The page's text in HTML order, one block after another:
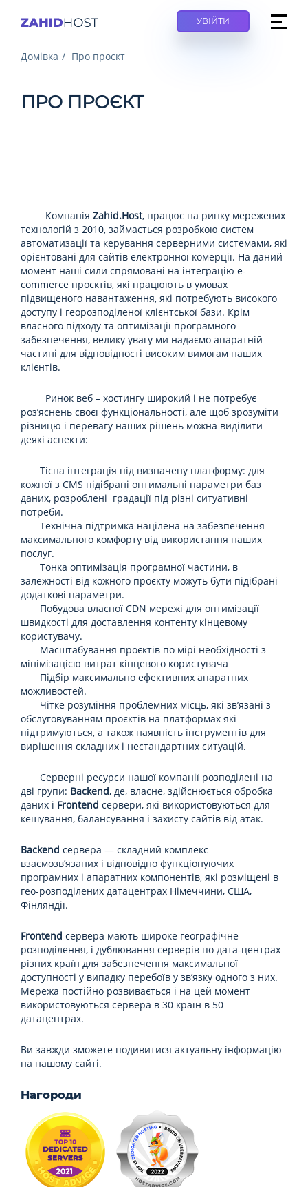
УВІЙТИ
Домівка Про проєкт
ПРО ПРОЄКТ
Компанія Zahid.Host, працює на ринку мережевих
технологій з 2010, займається розробкою систем
автоматизації та керування серверними системами, які
орієнтовані для сайтів електронної комерції. На даний
момент наші сили спрямовані на інтеграцію e-
commerce проєктів, які працюють в умовах
підвищеного навантаження, які потребують високого
доступу і георозподіленої клієнтської бази. Крім
власного підходу та оптимізації програмного
забезпечення, велику увагу ми надаємо апаратній
частині для відповідності високим вимогам наших
клієнтів.
Ринок веб – хостингу широкий і не потребує
роз’яснень своєї функціональності, але щоб зрозуміти
різницю і перевагу наших рішень можна виділити
деякі аспекти:
Тісна інтеграція під визначену платформу: для
кожної з CMS підібрані оптимальні параметри баз
даних, розроблені градації під різні ситуативні
потреби.
Технічна підтримка націлена на забезпечення
максимального комфорту від використання наших
послуг.
Тонка оптимізація програмної частини, в
залежності від кожного проєкту можуть бути підібрані
додаткові параметри.
Побудова власної CDN мережі для оптимізації
швидкості для доставлення контенту кінцевому
користувачу.
Масштабування проєктів по мірі необхідності з
мінімізацією витрат кінцевого користувача
Підбір максимально ефективних апаратних
можливостей.
Чітке розуміння проблемних місць, які зв’язані з
обслуговуванням проєктів на платформах які
підтримуються, а також наявність інструментів для
вирішення складних і нестандартних ситуацій.
Серверні ресурси нашої компанії розподілені на
дві групи: Backend, де, власне, здійснюється обробка
даних і Frontend сервери, які використовуються для
кешування, балансування і захисту сайтів від атак.
Backend сервера — складний комплекс
взаємозв’язаних і відповідно функціонуючих
програмних і апаратних компонентів, які розміщені в
гео-розподілених датацентрах Німеччини, США,
Фінляндії.
Frontend сервера мають широке географічне
розподілення, і дублювання серверів по дата-центрах
різних країн для забезпечення максимальної
доступності у випадку перебоїв у зв’язку одного з них.
Мережа постійно розвивається і на цей момент
використовуються сервера в 30 країн в 50
датацентрах.
Ви завжди зможете подивитися актуальну інформацію
на нашому сайті.
Нагороди